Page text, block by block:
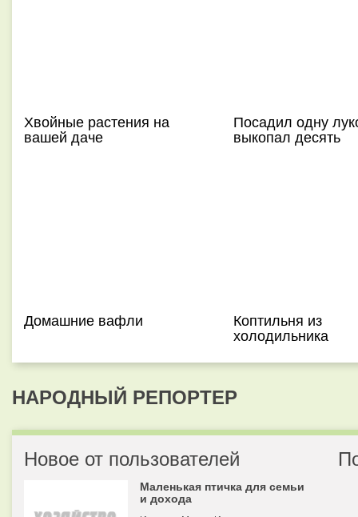
Хвойные растения на
вашей даче
Посадил одну
выкопал десять
Домашние вафли Коптильня из
холодильника
НАРОДНЫЙ РЕПОРТЕР
Новое от пользователей
Маленькая птичка для семьи
и дохода